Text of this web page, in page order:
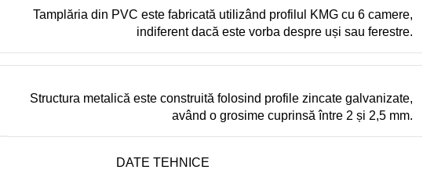
Tamplăria din PVC este fabricată utilizând profilul KMG cu 6 camere,
indiferent dacă este vorba despre uși sau ferestre.
Structura metalică este construită folosind profile zincate galvanizate,
având o grosime cuprinsă între 2 și 2,5 mm.
DATE TEHNICE